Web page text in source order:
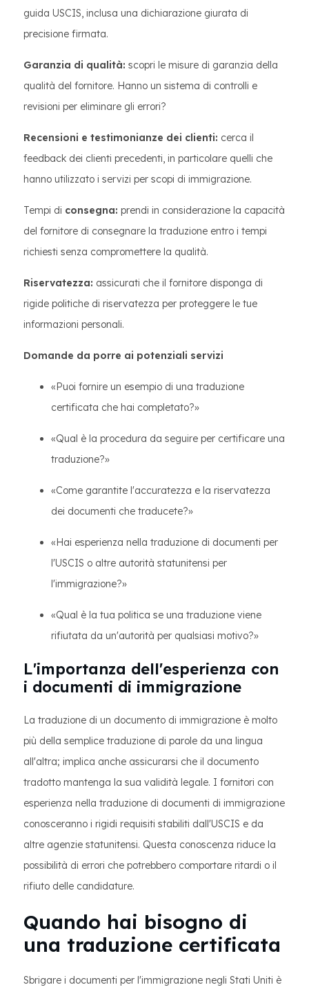
guida USCIS, inclusa una dichiarazione giurata di
precisione firmata.
Garanzia di qualità: scopri le misure di garanzia della
qualità del fornitore. Hanno un sistema di controlli e
revisioni per eliminare gli errori?
Recensioni e testimonianze dei clienti: cerca il
feedback dei clienti precedenti, in particolare quelli che
hanno utilizzato i servizi per scopi di immigrazione.
Tempi di consegna: prendi in considerazione la capacità
del fornitore di consegnare la traduzione entro i tempi
richiesti senza compromettere la qualità.
Riservatezza: assicurati che il fornitore disponga di
rigide politiche di riservatezza per proteggere le tue
informazioni personali.
Domande da porre ai potenziali servizi
«Puoi fornire un esempio di una traduzione
certificata che hai completato?»
«Qual è la procedura da seguire per certificare una
traduzione?»
«Come garantite l'accuratezza e la riservatezza
dei documenti che traducete?»
«Hai esperienza nella traduzione di documenti per
l'USCIS o altre autorità statunitensi per
l'immigrazione?»
«Qual è la tua politica se una traduzione viene
rifiutata da un'autorità per qualsiasi motivo?»
L'importanza dell'esperienza con
i documenti di immigrazione
La traduzione di un documento di immigrazione è molto
più della semplice traduzione di parole da una lingua
all'altra; implica anche assicurarsi che il documento
tradotto mantenga la sua validità legale. I fornitori con
esperienza nella traduzione di documenti di immigrazione
conosceranno i rigidi requisiti stabiliti dall'USCIS e da
altre agenzie statunitensi. Questa conoscenza riduce la
possibilità di errori che potrebbero comportare ritardi o il
rifiuto delle candidature.
Quando hai bisogno di
una traduzione certificata
Sbrigare i documenti per l'immigrazione negli Stati Uniti è